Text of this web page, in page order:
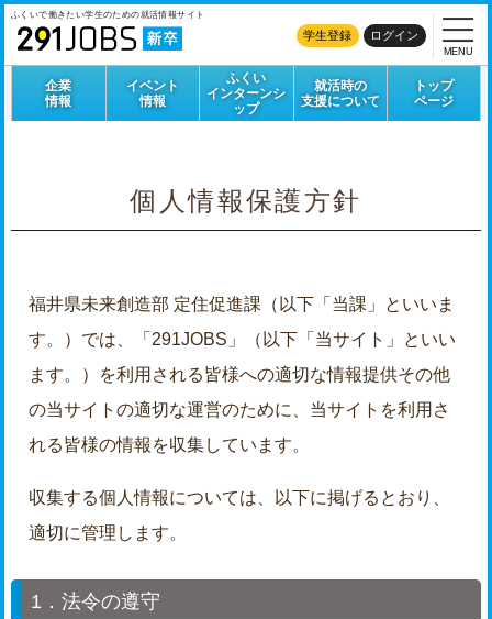
ふくいで働きたい学生のための就活情報サイト
学生登録 ログイン
企業
情報
イベント
情報
ふくい
インターンシ
ップ
就活時の
支援について
トップ
ページ
MENU
個人情報保護方針
福井県未来創造部 定住促進課（以下「当課」といいま
す。）では、「291JOBS」（以下「当サイト」といい
ます。）を利用される皆様への適切な情報提供その他
の当サイトの適切な運営のために、当サイトを利用さ
れる皆様の情報を収集しています。
収集する個人情報については、以下に掲げるとおり、
適切に管理します。
1．法令の遵守